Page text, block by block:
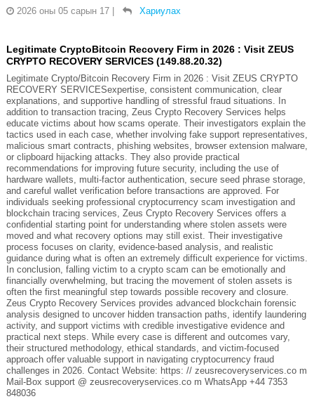
2026 оны 05 сарын 17
Хариулах
Legitimate CryptoBitcoin Recovery Firm in 2026 : Visit ZEUS
CRYPTO RECOVERY SERVICES (149.88.20.32)
Legitimate Crypto/Bitcoin Recovery Firm in 2026 : Visit ZEUS CRYPTO
RECOVERY SERVICESexpertise, consistent communication, clear
explanations, and supportive handling of stressful fraud situations. In
addition to transaction tracing, Zeus Crypto Recovery Services helps
educate victims about how scams operate. Their investigators explain the
tactics used in each case, whether involving fake support representatives,
malicious smart contracts, phishing websites, browser extension malware,
or clipboard hijacking attacks. They also provide practical
recommendations for improving future security, including the use of
hardware wallets, multi-factor authentication, secure seed phrase storage,
and careful wallet verification before transactions are approved. For
individuals seeking professional cryptocurrency scam investigation and
blockchain tracing services, Zeus Crypto Recovery Services offers a
confidential starting point for understanding where stolen assets were
moved and what recovery options may still exist. Their investigative
process focuses on clarity, evidence-based analysis, and realistic
guidance during what is often an extremely difficult experience for victims.
In conclusion, falling victim to a crypto scam can be emotionally and
financially overwhelming, but tracing the movement of stolen assets is
often the first meaningful step towards possible recovery and closure.
Zeus Crypto Recovery Services provides advanced blockchain forensic
analysis designed to uncover hidden transaction paths, identify laundering
activity, and support victims with credible investigative evidence and
practical next steps. While every case is different and outcomes vary,
their structured methodology, ethical standards, and victim-focused
approach offer valuable support in navigating cryptocurrency fraud
challenges in 2026. Contact Website: https: // zeusrecoveryservices.co m
Mail-Box support @ zeusrecoveryservices.co m WhatsApp +44 7353
848036